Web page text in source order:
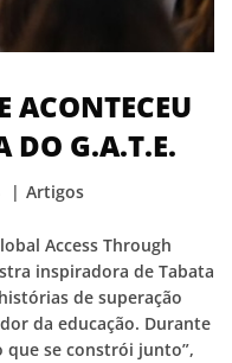
ACONTECEU
DO G.A.T.E.
Artigos
Access Through
inspiradora de Tabata
de superação
da educação. Durante
que se constrói junto”,